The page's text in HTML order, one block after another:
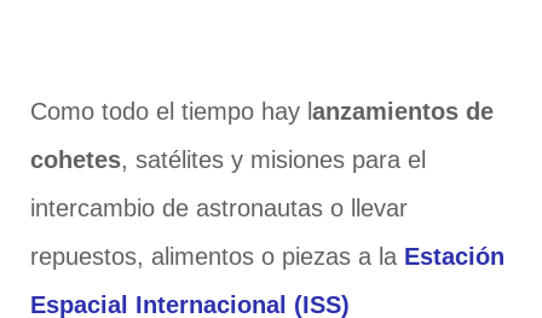
Como todo el tiempo hay l anzamientos de
cohetes, satélites y misiones para el
intercambio de astronautas o llevar
repuestos, alimentos o piezas a la Estación
Espacial Internacional (ISS)